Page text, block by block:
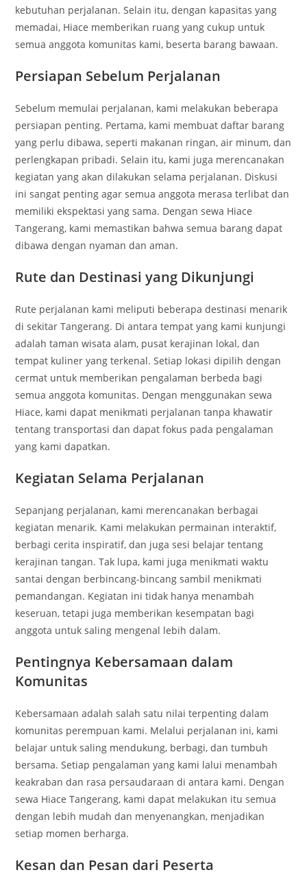
kebutuhan perjalanan. Selain itu, dengan kapasitas yang
memadai, Hiace memberikan ruang yang cukup untuk
semua anggota komunitas kami, beserta barang bawaan.
Persiapan Sebelum Perjalanan
Sebelum memulai perjalanan, kami melakukan beberapa
persiapan penting. Pertama, kami membuat daftar barang
yang perlu dibawa, seperti makanan ringan, air minum, dan
perlengkapan pribadi. Selain itu, kami juga merencanakan
kegiatan yang akan dilakukan selama perjalanan. Diskusi
ini sangat penting agar semua anggota merasa terlibat dan
memiliki ekspektasi yang sama. Dengan sewa Hiace
Tangerang, kami memastikan bahwa semua barang dapat
dibawa dengan nyaman dan aman.
Rute dan Destinasi yang Dikunjungi
Rute perjalanan kami meliputi beberapa destinasi menarik
di sekitar Tangerang. Di antara tempat yang kami kunjungi
adalah taman wisata alam, pusat kerajinan lokal, dan
tempat kuliner yang terkenal. Setiap lokasi dipilih dengan
cermat untuk memberikan pengalaman berbeda bagi
semua anggota komunitas. Dengan menggunakan sewa
Hiace, kami dapat menikmati perjalanan tanpa khawatir
tentang transportasi dan dapat fokus pada pengalaman
yang kami dapatkan.
Kegiatan Selama Perjalanan
Sepanjang perjalanan, kami merencanakan berbagai
kegiatan menarik. Kami melakukan permainan interaktif,
berbagi cerita inspiratif, dan juga sesi belajar tentang
kerajinan tangan. Tak lupa, kami juga menikmati waktu
santai dengan berbincang-bincang sambil menikmati
pemandangan. Kegiatan ini tidak hanya menambah
keseruan, tetapi juga memberikan kesempatan bagi
anggota untuk saling mengenal lebih dalam.
Pentingnya Kebersamaan dalam
Komunitas
Kebersamaan adalah salah satu nilai terpenting dalam
komunitas perempuan kami. Melalui perjalanan ini, kami
belajar untuk saling mendukung, berbagi, dan tumbuh
bersama. Setiap pengalaman yang kami lalui menambah
keakraban dan rasa persaudaraan di antara kami. Dengan
sewa Hiace Tangerang, kami dapat melakukan itu semua
dengan lebih mudah dan menyenangkan, menjadikan
setiap momen berharga.
Kesan dan Pesan dari Peserta